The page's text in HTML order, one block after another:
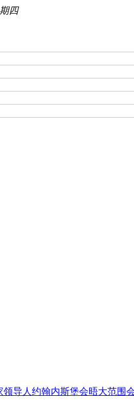
四
导人约翰内斯堡会晤大范围